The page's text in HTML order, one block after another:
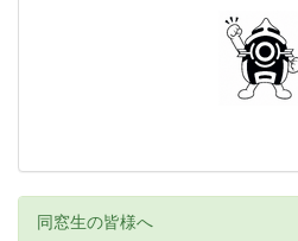
同窓生の皆様へ